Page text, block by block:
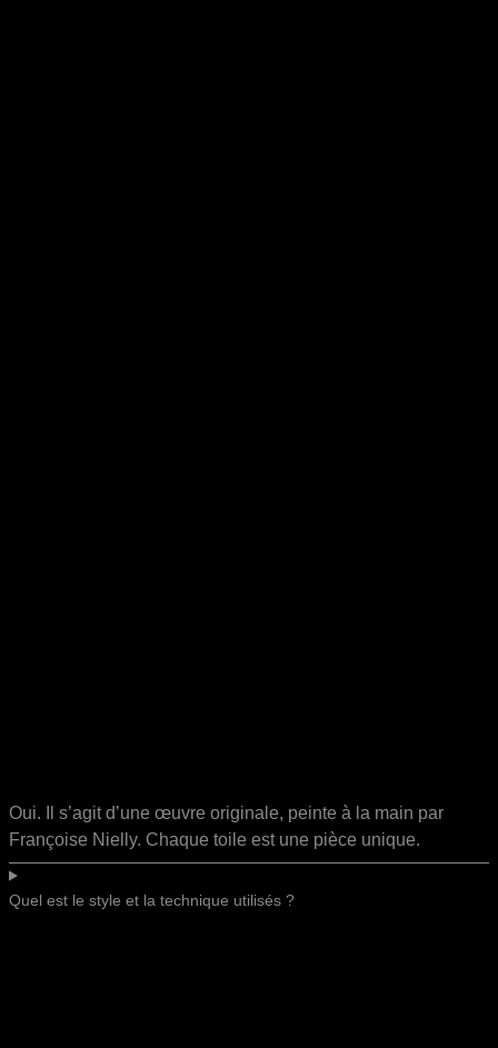
Oui. Il s’agit d’une œuvre originale, peinte à la main par
Françoise Nielly. Chaque toile est une pièce unique.
Quel est le style et la technique utilisés ?